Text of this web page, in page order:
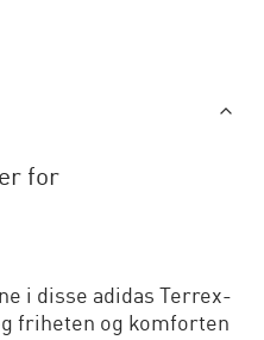
for
i disse adidas Terrex-
friheten og komforten